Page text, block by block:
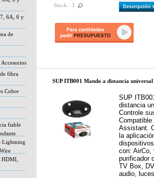
6A, 6 y
de
fibra
Cobre
fiable
Lightning
HDMI,
Stock : 3 Descripción
SUP ITB001 Mando a distancia
SUP
distancia
Controle
Assistant.
la
con: AirCo,
purificador
TV Box,
audio,